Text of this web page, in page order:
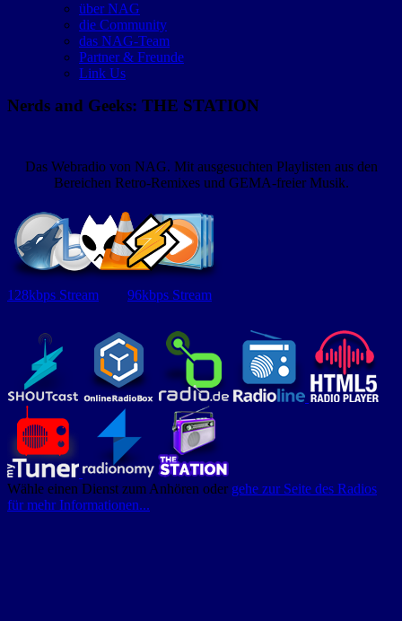
über NAG
die Community
das NAG-Team
Partner & Freunde
Link Us
Nerds and Geeks: THE STATION
Das Webradio von NAG. Mit ausgesuchten Playlisten aus den
Bereichen Retro-Remixes und GEMA-freier Musik.
128kbps Stream 96kbps Stream
Wähle einen Dienst zum Anhören oder gehe zur Seite des Radios
für mehr Informationen...